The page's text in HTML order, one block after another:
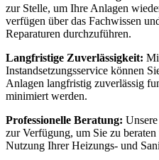
zur Stelle, um Ihre Anlagen
verfügen über das Fachwissen
Reparaturen durchzuführen.
Langfristige Zuverlässigkeit:
Instandsetzungsservice können
Anlagen langfristig zuverlässig
minimiert werden.
Professionelle Beratung:
zur Verfügung, um Sie zu
Nutzung Ihrer Heizungs- und